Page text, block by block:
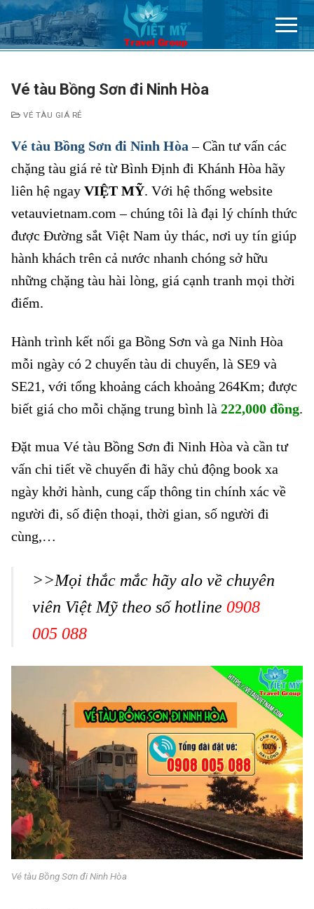
Chuyển
đến
nội
Vé tàu Bồng Sơn đi Ninh Hòa
VÉ TÀU GIÁ RẺ
Vé tàu Bồng Sơn đi Ninh Hòa – Cần tư vấn các
chặng tàu giá rẻ từ Bình Định đi Khánh Hòa hãy
liên hệ ngay VIỆT MỸ. Với hệ thống website
vetauvietnam.com – chúng tôi là đại lý chính thức
được Đường sắt Việt Nam ủy thác, nơi uy tín giúp
hành khách trên cả nước nhanh chóng sở hữu
những chặng tàu hài lòng, giá cạnh tranh mọi thời
điểm.
Hành trình kết nối ga Bồng Sơn và ga Ninh Hòa
mỗi ngày có 2 chuyến tàu di chuyển, là SE9 và
SE21, với tổng khoảng cách khoảng 264Km; được
biết giá cho mỗi chặng trung bình là 222,000 đồng.
Đặt mua Vé tàu Bồng Sơn đi Ninh Hòa và cần tư
vấn chi tiết về chuyến đi hãy chủ động book xa
ngày khởi hành, cung cấp thông tin chính xác về
người đi, số điện thoại, thời gian, số người đi
cùng,…
>>Mọi thắc mắc hãy alo về chuyên
viên Việt Mỹ theo số hotline 0908
005 088
Vé tàu Bồng Sơn đi Ninh Hòa